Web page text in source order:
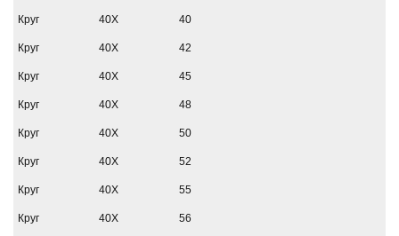
Круг 40Х 40
Круг 40Х 42
Круг 40Х 45
Круг 40Х 48
Круг 40Х 50
Круг 40Х 52
Круг 40Х 55
Круг 40Х 56